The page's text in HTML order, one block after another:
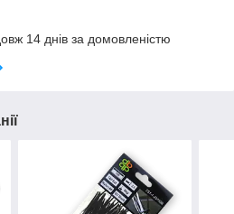
14 днів за домовленістю